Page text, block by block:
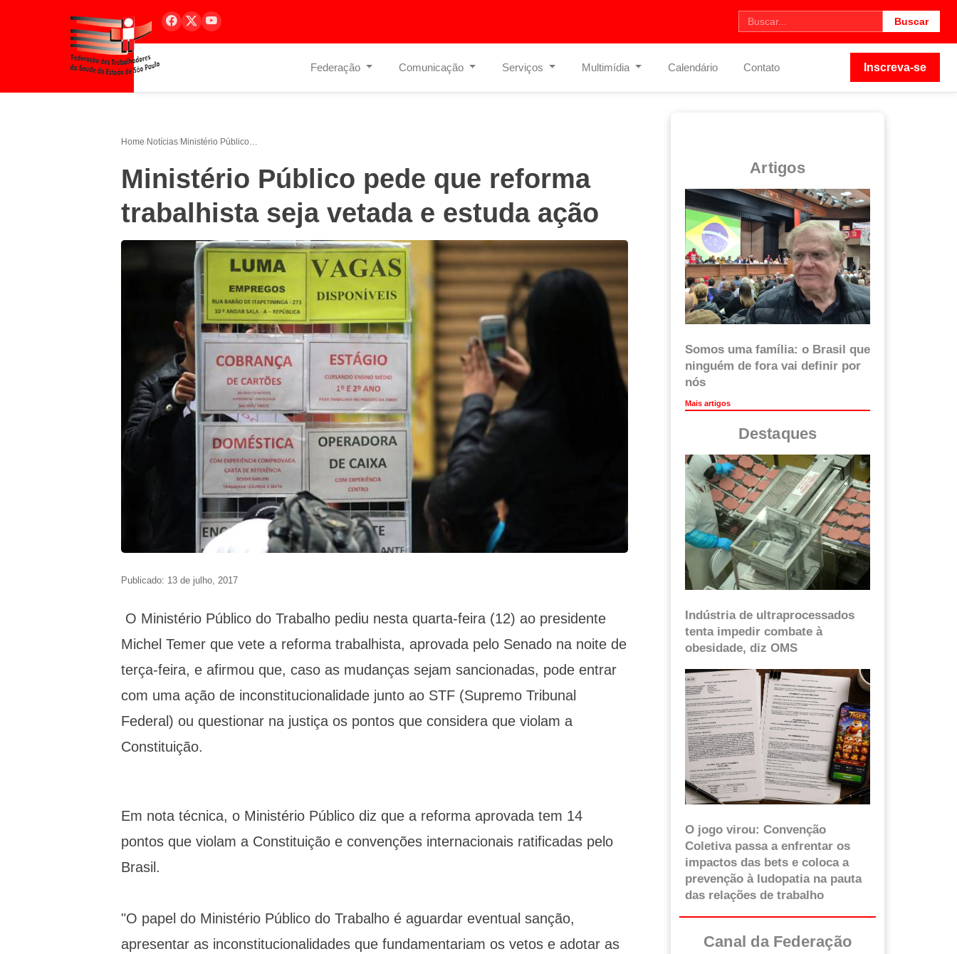
Buscar
Federação Comunicação Serviços Multimídia Calendário Contato Inscreva-se
Home/Notícias/ Ministério Público pede que reforma trabalhista seja vetada e estuda ação
Ministério Público pede que reforma
trabalhista seja vetada e estuda ação
Publicado: 13 de julho, 2017
O Ministério Público do Trabalho pediu nesta quarta-feira (12) ao presidente
Michel Temer que vete a reforma trabalhista, aprovada pelo Senado na noite de
terça-feira, e afirmou que, caso as mudanças sejam sancionadas, pode entrar
com uma ação de inconstitucionalidade junto ao STF (Supremo Tribunal
Federal) ou questionar na justiça os pontos que considera que violam a
Constituição.
Em nota técnica, o Ministério Público diz que a reforma aprovada tem 14
pontos que violam a Constituição e convenções internacionais ratificadas pelo
Brasil.
"O papel do Ministério Público do Trabalho é aguardar eventual sanção,
apresentar as inconstitucionalidades que fundamentariam os vetos e adotar as
Artigos
Somos uma família: o Brasil que
ninguém de fora vai definir por
nós
Mais artigos
Destaques
Indústria de ultraprocessados
tenta impedir combate à
obesidade, diz OMS
O jogo virou: Convenção
Coletiva passa a enfrentar os
impactos das bets e coloca a
prevenção à ludopatia na pauta
das relações de trabalho
Canal da Federação